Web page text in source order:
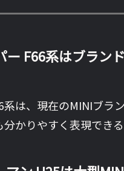
ー F66系はブラン
系は、現在のMINIブラ
かりやすく表現できる